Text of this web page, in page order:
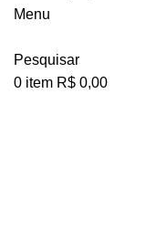
Menu
Pesquisar
0 item R$ 0,00